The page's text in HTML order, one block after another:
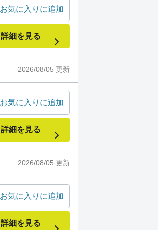
2026/08/05 更新
お気に入りに追加
詳細を見る
2026/08/05 更新
お気に入りに追加
詳細を見る
お気に入りに追加
詳細を見る